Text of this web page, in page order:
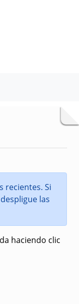
recientes. Si
las
haciendo clic